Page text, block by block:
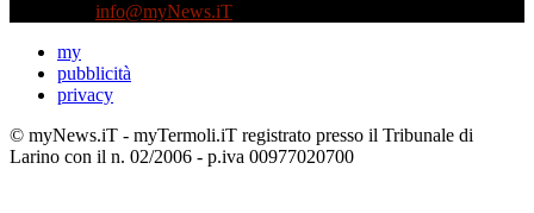
info@myNews.iT
my
pubblicità
privacy
© myNews.iT - myTermoli.iT registrato presso il Tribunale di
Larino con il n. 02/2006 - p.iva 00977020700